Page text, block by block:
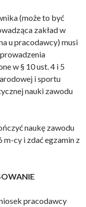
(może to być
zakład w
u pracodawcy) musi
w § 10 ust. 4 i 5
i sportu
nauki zawodu
naukę zawodu
cy i zdać egzamin z
pracodawcy